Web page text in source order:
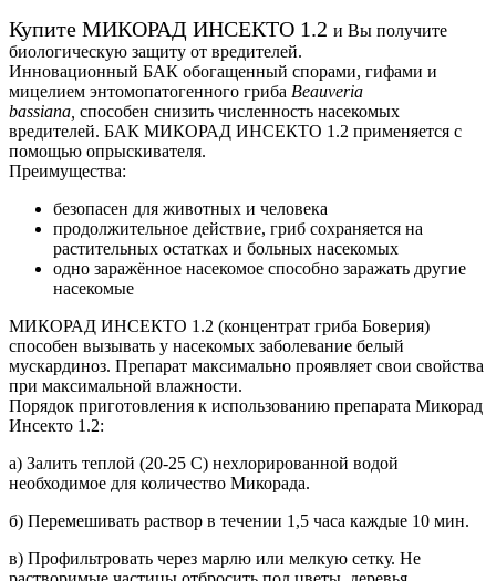
Купите МИКОРАД ИНСЕКТО 1.2 и Вы получите
биологическую защиту от вредителей.
Инновационный БАК обогащенный спорами, гифами и
мицелием энтомопатогенного гриба Beauveria
bassiana, способен снизить численность насекомых
вредителей. БАК МИКОРАД ИНСЕКТО 1.2 применяется с
помощью опрыскивателя.
Преимущества:
безопасен для животных и человека
продолжительное действие, гриб сохраняется на
растительных остатках и больных насекомых
одно заражённое насекомое способно заражать другие
насекомые
МИКОРАД ИНСЕКТО 1.2 (концентрат гриба Боверия)
способен вызывать у насекомых заболевание белый
мускардиноз. Препарат максимально проявляет свои свойства
при максимальной влажности.
Порядок приготовления к использованию препарата Микорад
Инсекто 1.2:
а) Залить теплой (20-25 С) нехлорированной водой
необходимое для количество Микорада.
б) Перемешивать раствор в течении 1,5 часа каждые 10 мин.
в) Профильтровать через марлю или мелкую сетку. Не